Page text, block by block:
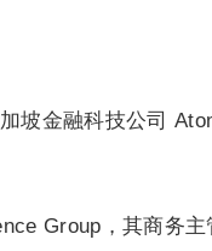
坡金融科技公司
Group，其商务